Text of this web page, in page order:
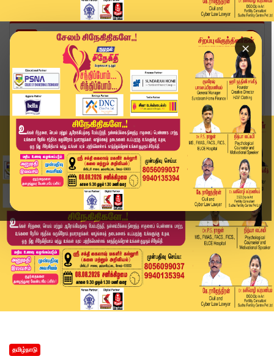
×
Home
தமிழ்நாடு
அக்டோபரில் வடகிழக்கு பருவமழை: பாதிப்புகளைத் தடு...
தமிழ்நாடு